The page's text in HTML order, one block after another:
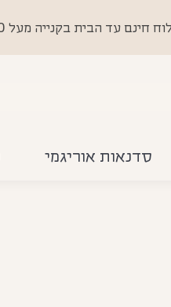
סדנאות אוריגמי
עד הבית בקנייה מעל 600 שקלים